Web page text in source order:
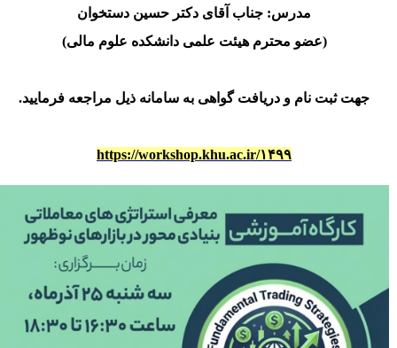
مدرس: جناب آقای دکتر حسین دستخوان
(عضو محترم هیئت علمی دانشکده علوم مالی)
جهت ثبت نام و دریافت گواهی به سامانه ذیل مراجعه فرمایید.
https://workshop.khu.ac.ir/۱۴۹۹